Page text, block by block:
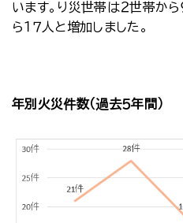
います。り災世帯は２世帯か
ら１７人と増加しました。
年別火災件数（過去５年間）